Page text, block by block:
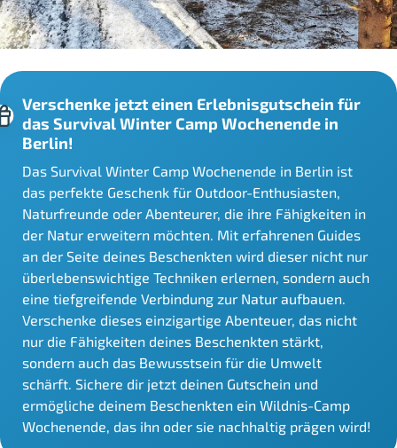
Verschenke jetzt einen Erlebnisgutschein für
das Survival Winter Camp Wochenende in
Berlin!
Das Survival Winter Camp Wochenende in Berlin ist
das perfekte Geschenk für Outdoor-Enthusiasten,
Naturfreunde oder Abenteurer, die ihre Fähigkeiten in
der Natur erweitern möchten. Mit erfahrenen Guides
an der Seite deines Beschenkten wird dieser nicht nur
überlebenswichtige Techniken erlernen, sondern auch
eine tiefgreifende Verbindung zur Natur aufbauen.
Verschenke dieses einzigartige Abenteuer, das nicht
nur die Fähigkeiten deines Beschenkten stärkt,
sondern auch das Bewusstsein für die Umwelt
schärft. Sichere dir jetzt deinen Gutschein und
ermögliche deinem Beschenkten ein Wildnis-Camp
Wochenende, das ihn oder sie nachhaltig prägen wird!